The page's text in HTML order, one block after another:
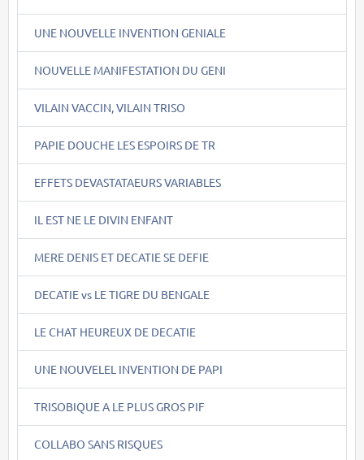
UNE NOUVELLE INVENTION GENIALE
NOUVELLE MANIFESTATION DU GENI
VILAIN VACCIN, VILAIN TRISO
PAPIE DOUCHE LES ESPOIRS DE TR
EFFETS DEVASTATAEURS VARIABLES
IL EST NE LE DIVIN ENFANT
MERE DENIS ET DECATIE SE DEFIE
DECATIE vs LE TIGRE DU BENGALE
LE CHAT HEUREUX DE DECATIE
UNE NOUVELEL INVENTION DE PAPI
TRISOBIQUE A LE PLUS GROS PIF
COLLABO SANS RISQUES